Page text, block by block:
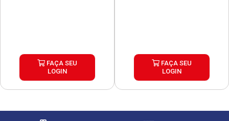
FAÇA SEU
LOGIN
FAÇA SEU
LOGIN